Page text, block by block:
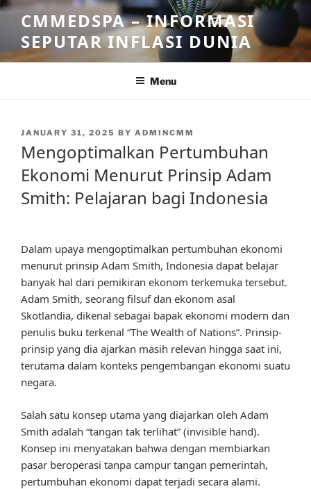
Skip
content
CMMEDSPA – INFORMASI
SEPUTAR INFLASI DUNIA
Menu
POSTED
JANUARY 31, 2025 BY ADMINCMM
Mengoptimalkan Pertumbuhan
Ekonomi Menurut Prinsip Adam
Smith: Pelajaran bagi Indonesia
Dalam upaya mengoptimalkan pertumbuhan ekonomi
menurut prinsip Adam Smith, Indonesia dapat belajar
banyak hal dari pemikiran ekonom terkemuka tersebut.
Adam Smith, seorang filsuf dan ekonom asal
Skotlandia, dikenal sebagai bapak ekonomi modern dan
penulis buku terkenal “The Wealth of Nations”. Prinsip-
prinsip yang dia ajarkan masih relevan hingga saat ini,
terutama dalam konteks pengembangan ekonomi suatu
negara.
Salah satu konsep utama yang diajarkan oleh Adam
Smith adalah “tangan tak terlihat” (invisible hand).
Konsep ini menyatakan bahwa dengan membiarkan
pasar beroperasi tanpa campur tangan pemerintah,
pertumbuhan ekonomi dapat terjadi secara alami.